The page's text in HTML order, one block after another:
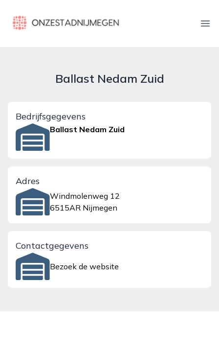
onzestadnijmegen.nl
Ballast Nedam Zuid
Bedrijfsgegevens
Ballast Nedam Zuid
Adres
Windmolenweg 12
6515AR Nijmegen
Contactgegevens
Bezoek de website